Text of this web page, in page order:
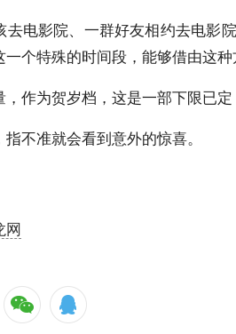
去电影院、一群好友相约去电影
个特殊的时间段，能够借由这
作为贺岁档，这是一部下限已定
不准就会看到意外的惊喜。
网